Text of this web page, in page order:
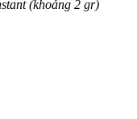
(khoảng 2 gr)